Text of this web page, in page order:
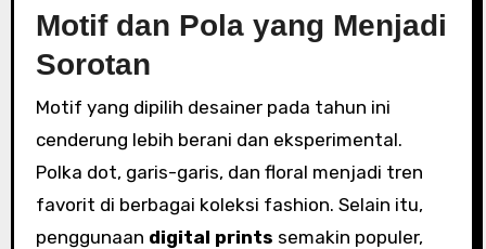
Motif dan Pola yang Menjadi
Sorotan
Motif yang dipilih desainer pada tahun ini
cenderung lebih berani dan eksperimental.
Polka dot, garis-garis, dan floral menjadi tren
favorit di berbagai koleksi fashion. Selain itu,
penggunaan digital prints semakin populer,